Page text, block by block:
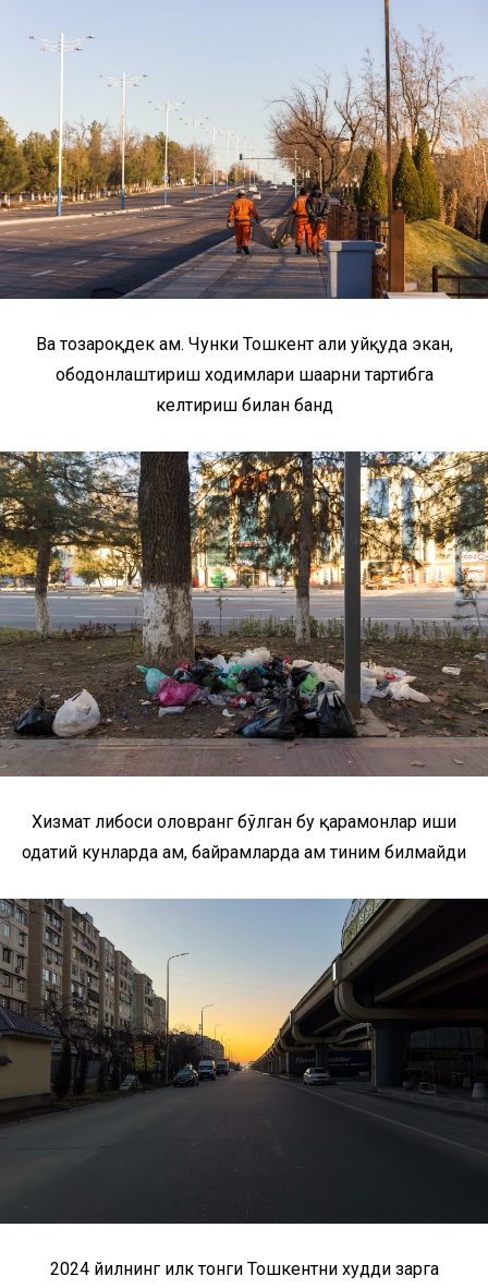
Ва тозароқдек ҳам. Чунки Тошкент ҳали уйқуда экан,
ободонлаштириш ходимлари шаҳарни тартибга
келтириш билан банд
Хизмат либоси оловранг бўлган бу қаҳрамонлар иши
одатий кунларда ҳам, байрамларда ҳам тиним билмайди
2024 йилнинг илк тонги Тошкентни худди зарга